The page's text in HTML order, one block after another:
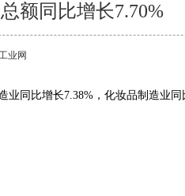
额同比增长7.70%
业网
业同比增长7.38%，化妆品制造业